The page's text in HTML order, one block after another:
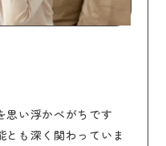
思い浮かべがちです
も深く関わっていま